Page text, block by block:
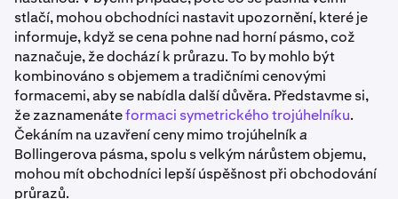
stlačí, mohou obchodníci nastavit upozornění, které je
informuje, když se cena pohne nad horní pásmo, což
naznačuje, že dochází k průrazu. To by mohlo být
kombinováno s objemem a tradičními cenovými
formacemi, aby se nabídla další důvěra. Představme si,
že zaznamenáteformaci symetrického trojúhelníku.
Čekáním na uzavření ceny mimo trojúhelníka
Bollingerova pásma, spolu s velkým nárůstem objemu,
mohou mít obchodníci lepší úspěšnost při obchodování
průrazů.